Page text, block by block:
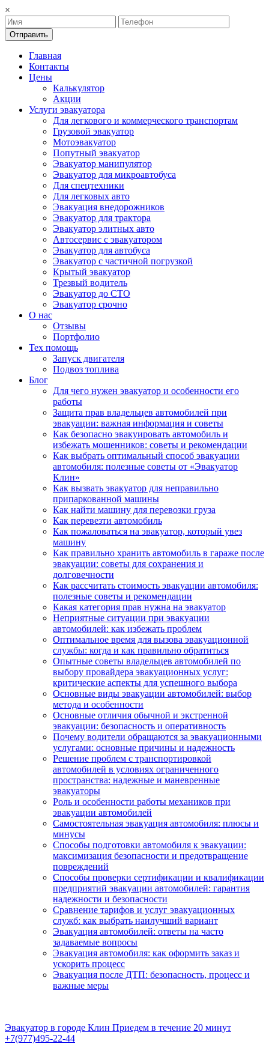
×
Отправить
Главная
Контакты
Цены
Калькулятор
Акции
Услуги эвакуатора
Для легкового и коммерческого транспортам
Грузовой эвакуатор
Мотоэвакуатор
Попутный эвакуатор
Эвакуатор манипулятор
Эвакуатор для микроавтобуса
Для спецтехники
Для легковых авто
Эвакуация внедорожников
Эвакуатор для трактора
Эвакуатор элитных авто
Автосервис с эвакуатором
Эвакуатор для автобуса
Эвакуатор с частичной погрузкой
Крытый эвакуатор
Трезвый водитель
Эвакуатор до СТО
Эвакуатор срочно
О нас
Отзывы
Портфолио
Тех помощь
Запуск двигателя
Подвоз топлива
Блог
Для чего нужен эвакуатор и особенности его
работы
Защита прав владельцев автомобилей при
эвакуации: важная информация и советы
Как безопасно эвакуировать автомобиль и
избежать мошенников: советы и рекомендации
Как выбрать оптимальный способ эвакуации
автомобиля: полезные советы от «Эвакуатор
Клин»
Как вызвать эвакуатор для неправильно
припаркованной машины
Как найти машину для перевозки груза
Как перевезти автомобиль
Как пожаловаться на эвакуатор, который увез
машину
Как правильно хранить автомобиль в гараже после
эвакуации: советы для сохранения и
долговечности
Как рассчитать стоимость эвакуации автомобиля:
полезные советы и рекомендации
Какая категория прав нужна на эвакуатор
Неприятные ситуации при эвакуации
автомобилей: как избежать проблем
Оптимальное время для вызова эвакуационной
службы: когда и как правильно обратиться
Опытные советы владельцев автомобилей по
выбору провайдера эвакуационных услуг:
критические аспекты для успешного выбора
Основные виды эвакуации автомобилей: выбор
метода и особенности
Основные отличия обычной и экстренной
эвакуации: безопасность и оперативность
Почему водители обращаются за эвакуационными
услугами: основные причины и надежность
Решение проблем с транспортировкой
автомобилей в условиях ограниченного
пространства: надежные и маневренные
эвакуаторы
Роль и особенности работы механиков при
эвакуации автомобилей
Самостоятельная эвакуация автомобиля: плюсы и
минусы
Способы подготовки автомобиля к эвакуации:
максимизация безопасности и предотвращение
повреждений
Способы проверки сертификации и квалификации
предприятий эвакуации автомобилей: гарантия
надежности и безопасности
Сравнение тарифов и услуг эвакуационных
служб: как выбрать наилучший вариант
Эвакуация автомобилей: ответы на часто
задаваемые вопросы
Эвакуация автомобиля: как оформить заказ и
ускорить процесс
Эвакуация после ДТП: безопасность, процесс и
важные меры
Эвакуатор в городе Клин Приедем в течение 20 минут
+7(977)495-22-44